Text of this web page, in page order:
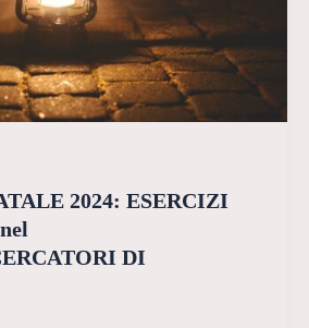
2024: ESERCIZI
DI